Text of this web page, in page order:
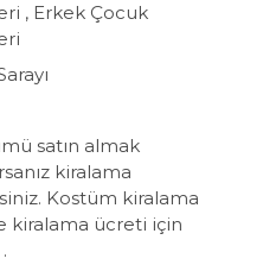
, Erkek Çocuk
satın almak
kiralama
Kostüm kiralama
kiralama ücreti için